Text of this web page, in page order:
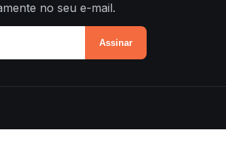
no seu e-mail.
Assinar